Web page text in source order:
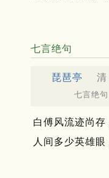
七言绝句
琵琶亭 清
七言绝句
白傅风流迹尚存
人间多少英雄眼